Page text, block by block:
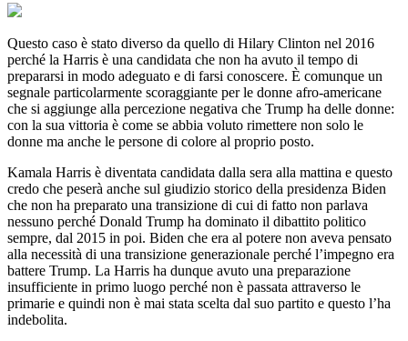
Questo caso è stato diverso da quello di Hilary Clinton nel 2016
perché la Harris è una candidata che non ha avuto il tempo di
prepararsi in modo adeguato e di farsi conoscere. È comunque un
segnale particolarmente scoraggiante per le donne afro-americane
che si aggiunge alla percezione negativa che Trump ha delle donne:
con la sua vittoria è come se abbia voluto rimettere non solo le
donne ma anche le persone di colore al proprio posto.
Kamala Harris è diventata candidata dalla sera alla mattina e questo
credo che peserà anche sul giudizio storico della presidenza Biden
che non ha preparato una transizione di cui di fatto non parlava
nessuno perché Donald Trump ha dominato il dibattito politico
sempre, dal 2015 in poi. Biden che era al potere non aveva pensato
alla necessità di una transizione generazionale perché l’impegno era
battere Trump. La Harris ha dunque avuto una preparazione
insufficiente in primo luogo perché non è passata attraverso le
primarie e quindi non è mai stata scelta dal suo partito e questo l’ha
indebolita.